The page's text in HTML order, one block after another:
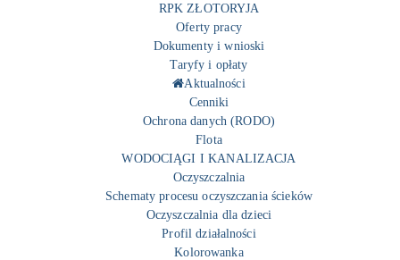
RPK ZŁOTORYJA
Oferty pracy
Dokumenty i wnioski
Taryfy i opłaty
Aktualności
Cenniki
Ochrona danych (RODO)
Flota
WODOCIĄGI I KANALIZACJA
Oczyszczalnia
Schematy procesu oczyszczania ścieków
Oczyszczalnia dla dzieci
Profil działalności
Kolorowanka